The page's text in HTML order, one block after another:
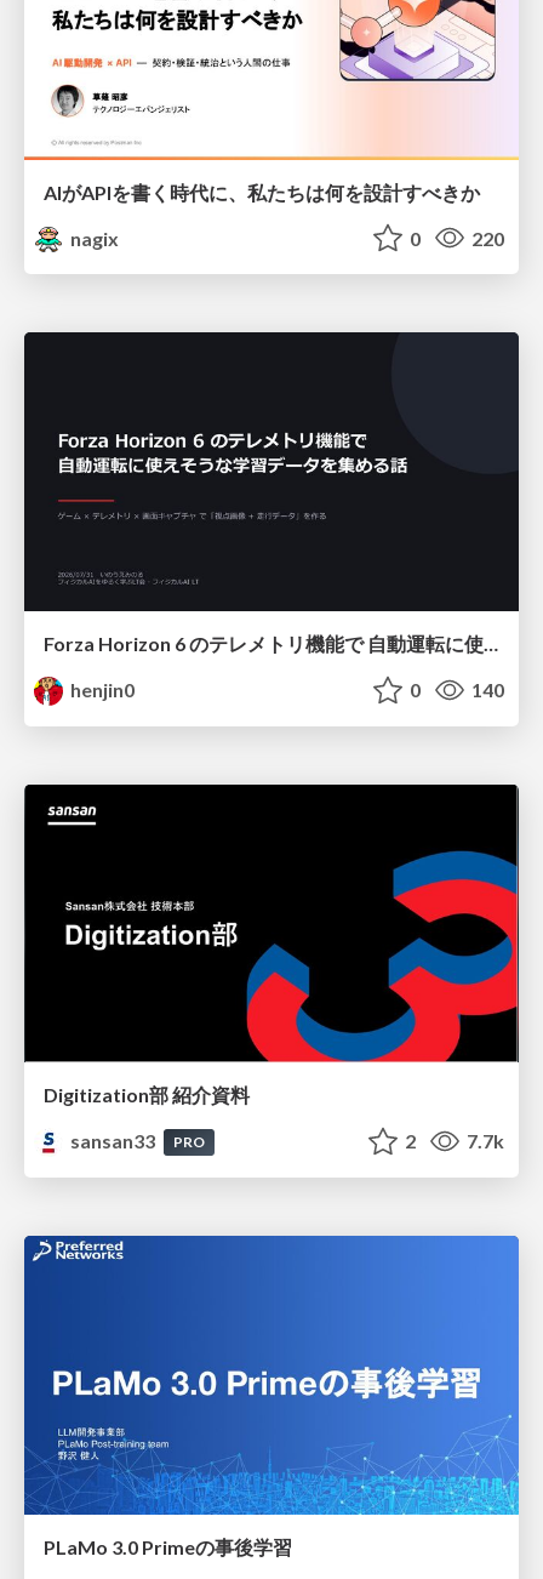
AIがAPIを書く時代に、私たちは何を設計すべきか
nagix
0 220
Forza Horizon 6 のテレメトリ機能で 自動運転に使えそうな学習データを集める話
henjin0
0 140
Digitization部 紹介資料
sansan33
PRO 2 7.7k
PLaMo 3.0 Primeの事後学習